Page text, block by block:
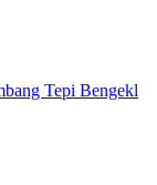
Tepi Bengekl